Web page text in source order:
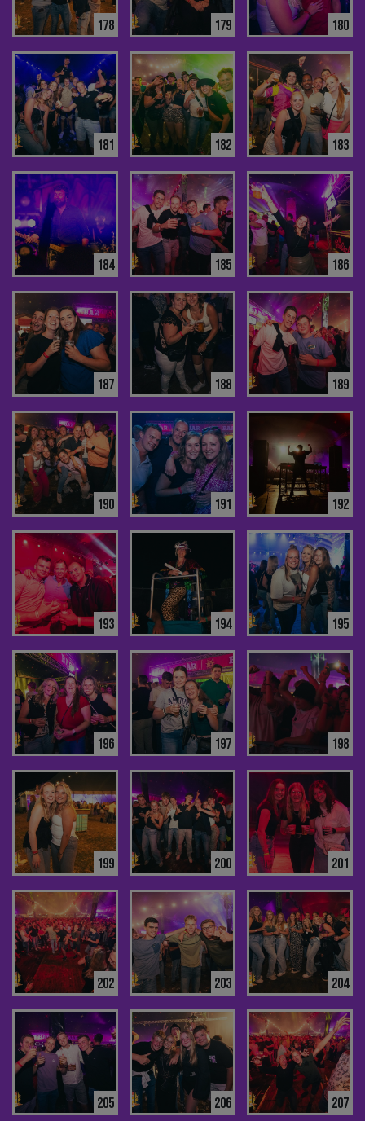
178 179 180
181 182 183
184 185 186
187 188 189
190 191 192
193 194 195
196 197 198
199 200 201
202 203 204
205 206 207